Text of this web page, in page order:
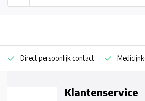
Direct persoonlijk contact
Klantenservice